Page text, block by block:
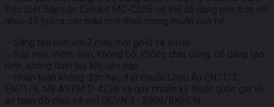
Đặc biệt Sáp nặn Colokit MC-C026 có thể dễ dàng pha trộn với
nhau để tạo ra các màu mới theo mong muốn của bé.
– Sáng tạo hơn với 2 màu mới gold và silver.
– Sáp mịn, mềm, dẻo, không bở, không chai cứng, dễ dàng tạo
hình, không dính tay khi nặn sáp.
– Hoàn toàn không độc hại, đạt chuẩn Châu Âu EN71/3,
EN71/9, Mỹ ASTM D-4236 và quy chuẩn kỹ thuật quốc gia về
an toàn đồ chơi trẻ em QCVN 3 : 2009/BKHCN